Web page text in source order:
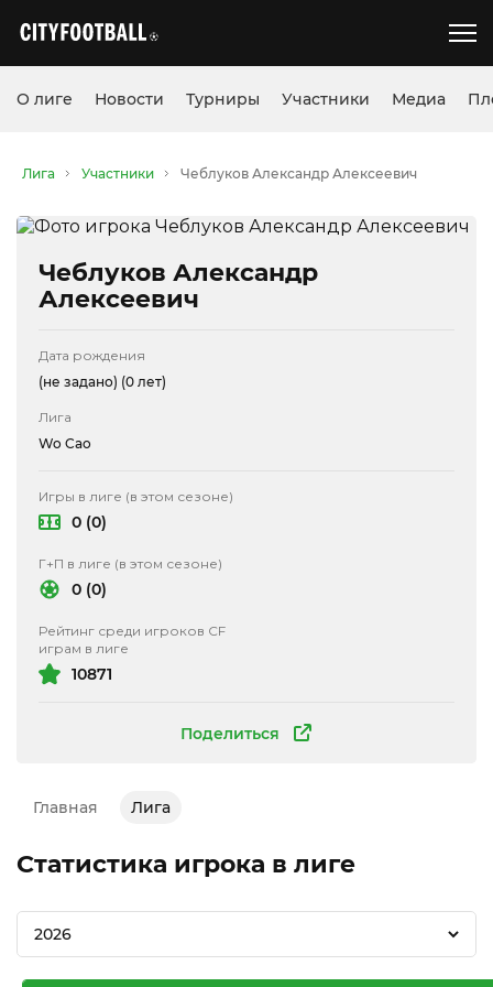
О лиге Новости Турниры Участники Медиа
Лига Участники Чеблуков Александр Алексеевич
Чеблуков Александр
Алексеевич
Поделиться
Дата рождения
(не задано) (0 лет)
Лига
Wo Cao
Игры в лиге (в этом сезоне)
0 (0)
Г+П в лиге (в этом сезоне)
0 (0)
Рейтинг среди игроков CF
играм в лиге
10871
Главная Лига
Статистика игрока в лиге
2026